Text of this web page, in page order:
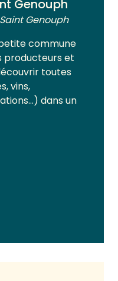
Genouph
Genouph
commune
producteurs et
toutes
vins,
dans un